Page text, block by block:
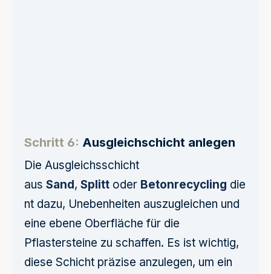
Schritt 6: Ausgleichschicht anlegen
Die Ausgleichsschicht
aus Sand, Splitt oder Betonrecycling die
nt dazu, Unebenheiten auszugleichen und
eine ebene Oberfläche für die
Pflastersteine zu schaffen. Es ist wichtig,
diese Schicht präzise anzulegen, um ein